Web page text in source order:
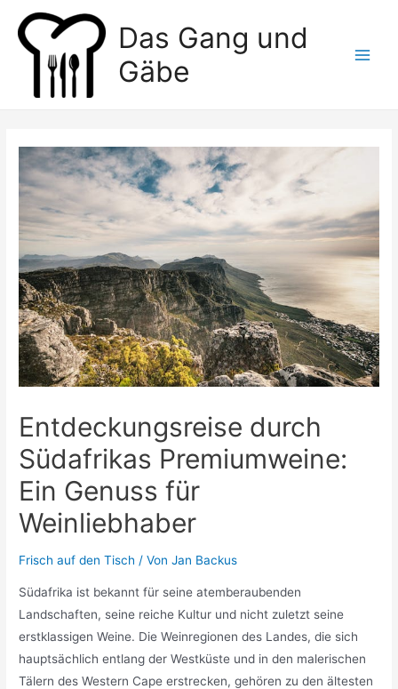
Inhalt
springen
Das Gang und
Gäbe
Entdeckungsreise durch
Südafrikas Premiumweine:
Ein Genuss für
Weinliebhaber
Frisch auf den Tisch / VonJan Backus
Südafrika ist bekannt für seine atemberaubenden
Landschaften, seine reiche Kultur und nicht zuletzt seine
erstklassigen Weine. Die Weinregionen des Landes, die sich
hauptsächlich entlang der Westküste und in den malerischen
Tälern des Western Cape erstrecken, gehören zu den ältesten